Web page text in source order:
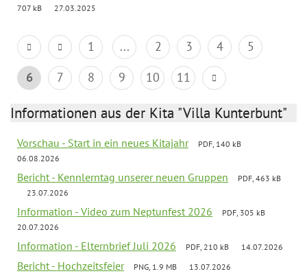
707 kB
27.03.2025
1 ... 2 3 4
5
6
7 8 9 10 11
Informationen aus der Kita "Villa Kunterbunt"
Vorschau - Start in ein neues Kitajahr
PDF, 140 kB
06.08.2026
Bericht - Kennlerntag unserer neuen Gruppen
PDF, 463 kB
23.07.2026
Information - Video zum Neptunfest 2026
PDF, 305 kB
20.07.2026
Information - Elternbrief Juli 2026 PDF, 210 kB 14.07.2026
Bericht - Hochzeitsfeier PNG, 1.9 MB 13.07.2026